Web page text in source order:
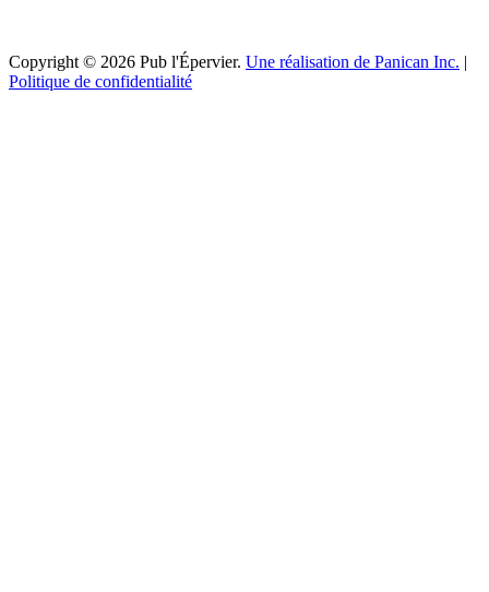
Copyright © 2026 Pub l'Épervier. Une réalisation de Panican Inc. |
Politique de confidentialité